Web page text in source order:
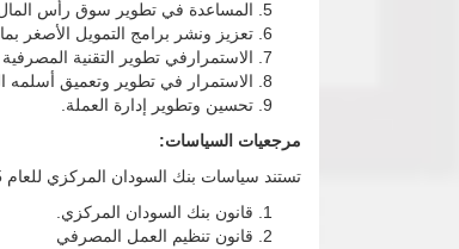
المساعدة في تطوير سوق رأس المال
تعزيز ونشر برامج التمويل الأصغر
الاستمرارفي تطوير التقنية
الاستمرار في تطوير وتعميق أسلمه
تحسين وتطوير إدارة العملة.
مرجعيات السياسات:
تستند سياسات بنك السودان المركزي للعام 2015 على المرجعيات التالية :
قانون بنك السودان المركزي.
قانون تنظيم العمل المصرفي